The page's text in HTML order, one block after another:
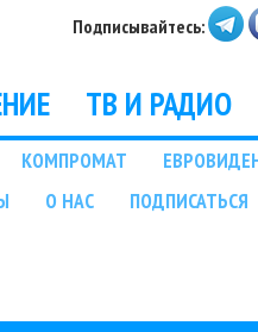
Подписывайтесь:
ТВ И РАДИО
КОМПРОМАТ
О НАС ПОДПИСАТЬСЯ